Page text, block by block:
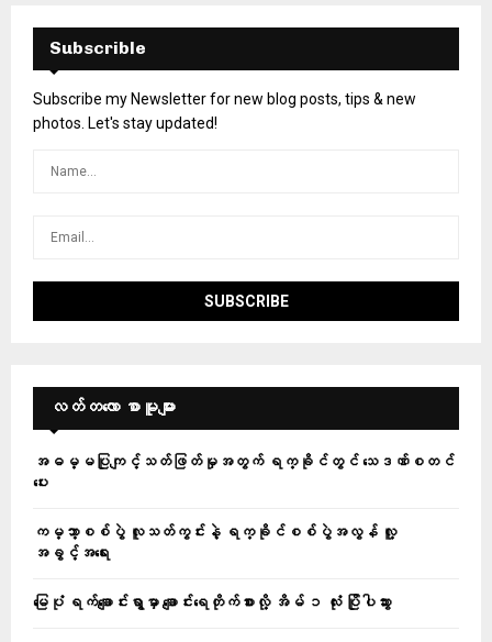
Subscrible
Subscribe my Newsletter for new blog posts, tips & new
photos. Let's stay updated!
လတ်တ‌လော စာမူများ
အဓမ္မပြုကျင့်သတ်ဖြတ်မှုအတွက် ရက္ခိုင်တွင် သေဒဏ်စတင်
ပေး
ကမ္ဘာ့စစ်ပွဲ လူသတ်ကွင်းနဲ့ ရက္ခိုင်စစ်ပွဲအလွန် လူ့
အခွင့်အရေး
မြေပုံ ရက်ချောင်းရွာမှာ ချောင်းရေတိုက်စားလို့ အိမ် ၁ လုံး ပြိုပါသွား